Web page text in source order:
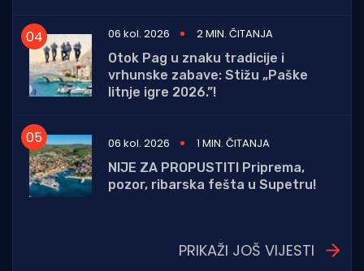
06 kol. 2026
2 MIN. ČITANJA
Otok Pag u znaku tradicije i
vrhunske zabave: Stižu „Paške
litnje igre 2026.”!
06 kol. 2026
1 MIN. ČITANJA
NIJE ZA PROPUSTITI Priprema,
pozor, ribarska fešta u Supetru!
PRIKAŽI JOŠ VIJESTI